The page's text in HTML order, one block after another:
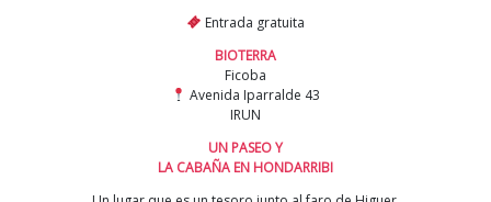
Entrada gratuita
BIOTERRA
Ficoba
Avenida Iparralde 43
IRUN
UN PASEO Y
LA CABAÑA EN HONDARRIBI